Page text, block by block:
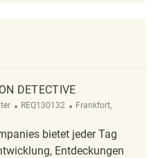
DETECTIVE
ReqId
REQ130132 Ort
Frankfort,
bietet jeder Tag
Entdeckungen